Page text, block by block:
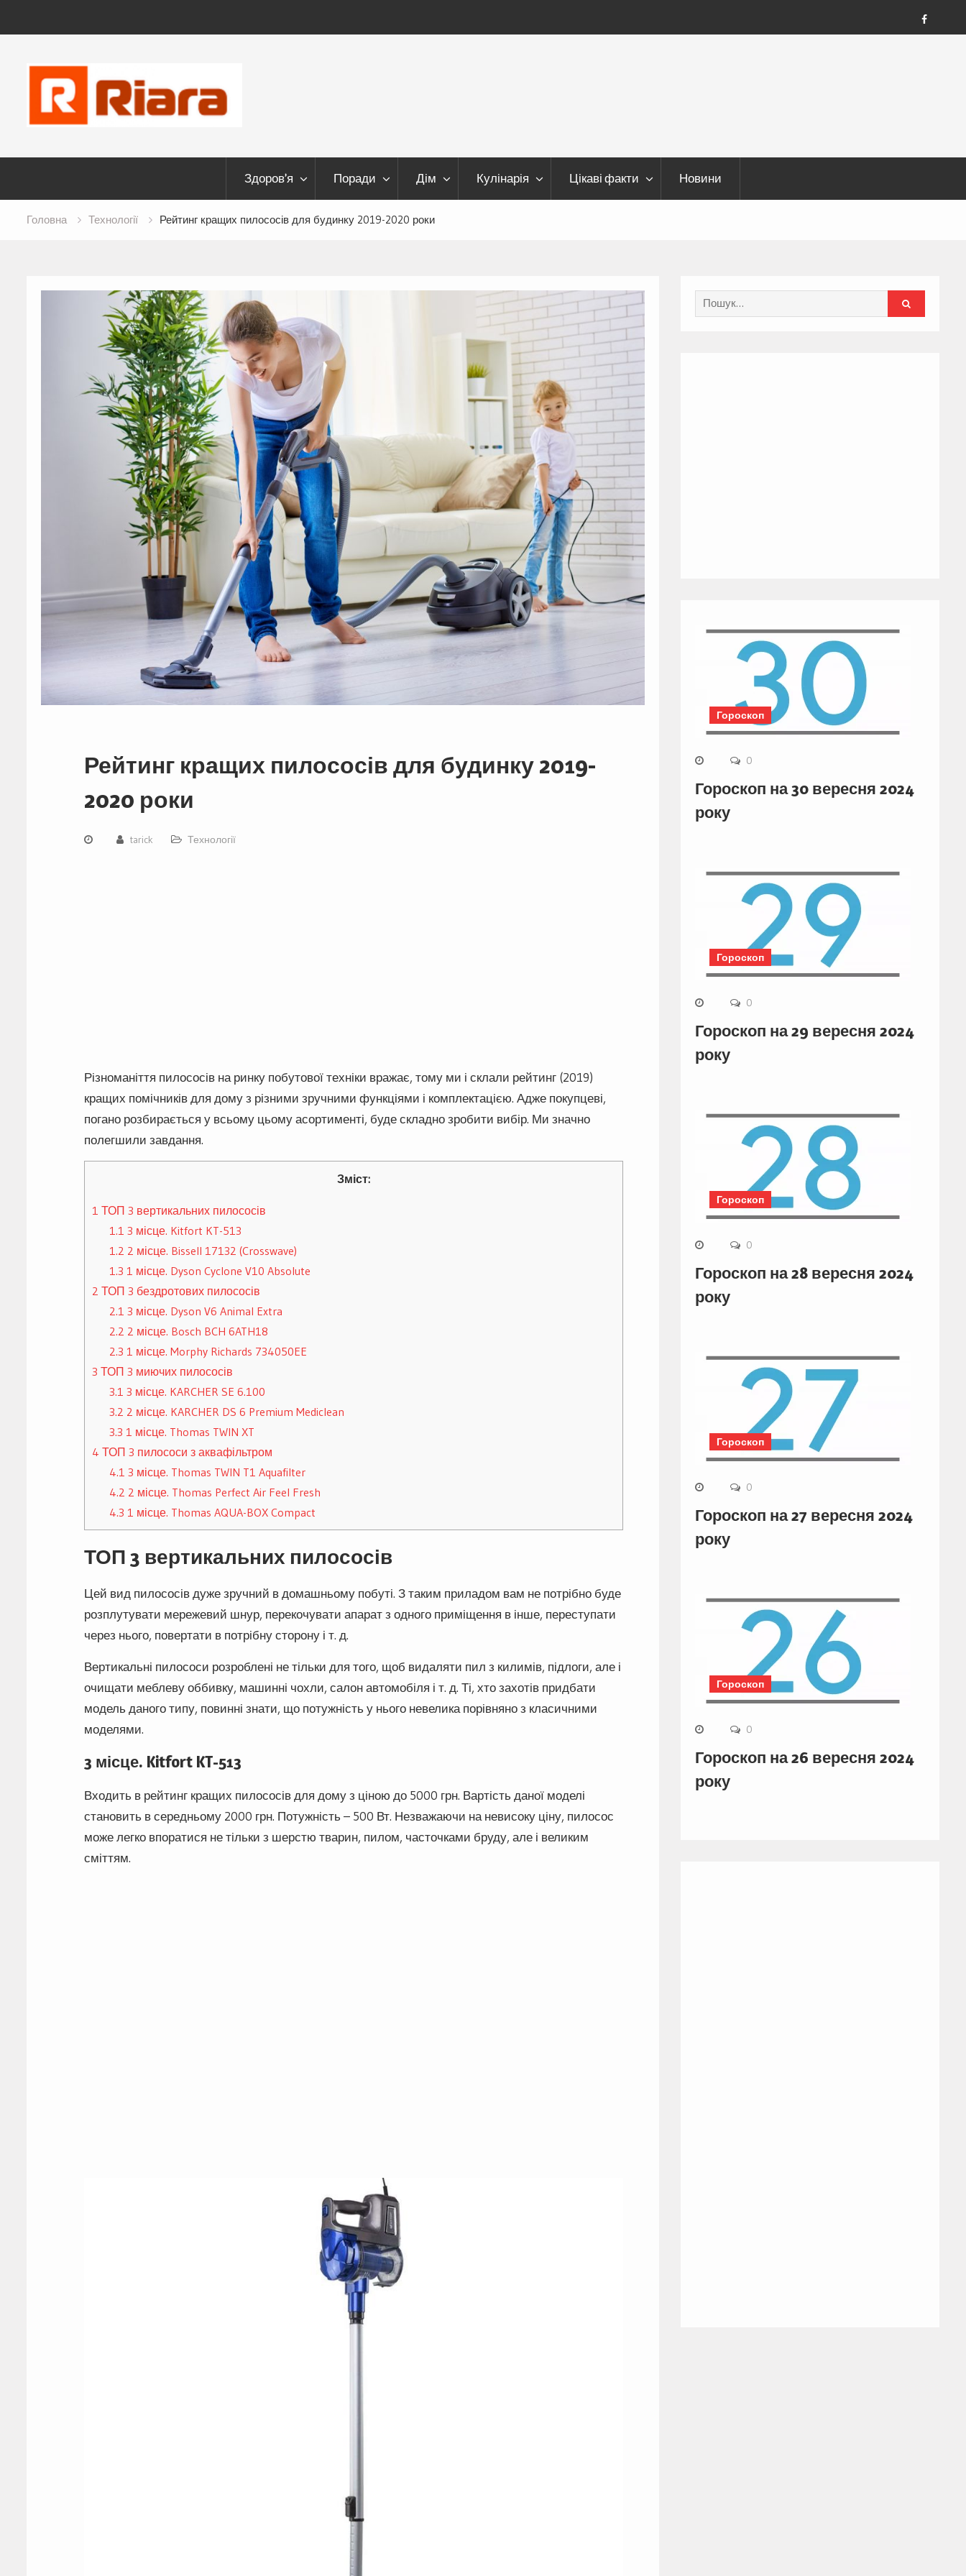
FB
content
Здоров’я Поради Дім Кулінарія Цікаві факти Новини
Головна Технології Рейтинг кращих пилососів для будинку 2019-2020 роки
Рейтинг кращих пилососів для будинку 2019-
2020 роки
tarick Технології
Різноманіття пилососів на ринку побутової техніки вражає, тому ми і склали рейтинг (2019)
кращих помічників для дому з різними зручними функціями і комплектацією. Адже покупцеві,
погано розбирається у всьому цьому асортименті, буде складно зробити вибір. Ми значно
полегшили завдання.
Зміст:
1 ТОП 3 вертикальних пилососів
1.1 3 місце. Kitfort KT-513
1.2 2 місце. Bissell 17132 (Crosswave)
1.3 1 місце. Dyson Cyclone V10 Absolute
2 ТОП 3 бездротових пилососів
2.1 3 місце. Dyson V6 Animal Extra
2.2 2 місце. Bosch BCH 6ATH18
2.3 1 місце. Morphy Richards 734050EE
3 ТОП 3 миючих пилососів
3.1 3 місце. KARCHER SE 6.100
3.2 2 місце. KARCHER DS 6 Premium Mediclean
3.3 1 місце. Thomas TWIN XT
4 ТОП 3 пилососи з аквафільтром
4.1 3 місце. Thomas TWIN T1 Aquafilter
4.2 2 місце. Thomas Perfect Air Feel Fresh
4.3 1 місце. Thomas AQUA-BOX Compact
ТОП 3 вертикальних пилососів
Цей вид пилососів дуже зручний в домашньому побуті. З таким приладом вам не потрібно буде
розплутувати мережевий шнур, перекочувати апарат з одного приміщення в інше, переступати
через нього, повертати в потрібну сторону і т. д.
Вертикальні пилососи розроблені не тільки для того, щоб видаляти пил з килимів, підлоги, але і
очищати меблеву оббивку, машинні чохли, салон автомобіля і т. д. Ті, хто захотів придбати
модель даного типу, повинні знати, що потужність у нього невелика порівняно з класичними
моделями.
3 місце. Kitfort KT-513
Входить в рейтинг кращих пилососів для дому з ціною до 5000 грн. Вартість даної моделі
становить в середньому 2000 грн. Потужність – 500 Вт. Незважаючи на невисоку ціну, пилосос
може легко впоратися не тільки з шерстю тварин, пилом, часточками бруду, але і великим
сміттям.
Search
for:
Гороскоп
0
Гороскоп на 30 вересня 2024
року
Гороскоп
0
Гороскоп на 29 вересня 2024
року
Гороскоп
0
Гороскоп на 28 вересня 2024
року
Гороскоп
0
Гороскоп на 27 вересня 2024
року
Гороскоп
0
Гороскоп на 26 вересня 2024
року